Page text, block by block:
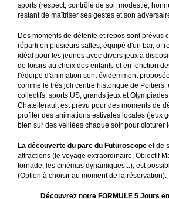
sports (respect, contrôle de soi, modestie,
restant de maîtriser ses gestes et son
Des moments de détente et repos sont prévus
réparti en plusieurs salles, équipé d'un bar,
idéal pour les jeunes avec divers jeux à
de loisirs au choix des enfants et en fonction
l'équipe d'animation sont évidemment
comme le très joli centre historique de Poitiers,
collectifs, sports US, grands jeux et
Chatellerault est prévu pour des moments de
profiter des animations estivales locales (jeux
bien sur des veillées chaque soir pour cloturer
La découverte du parc du Futuroscope et de
attractions (le voyage extraordinaire, Objectif
tornade, les cinémas dynamiques...), est
(Option à choisir au moment de la réservation).
Découvrez notre FORMULE 5 Jours